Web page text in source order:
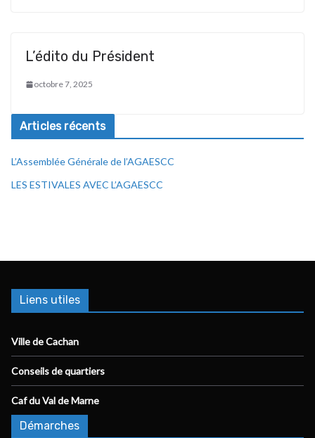
L’édito du Président
octobre 7, 2025
Articles récents
L’Assemblée Générale de l’AGAESCC
LES ESTIVALES AVEC L’AGAESCC
Liens utiles
Ville de Cachan
Conseils de quartiers
Caf du Val de Marne
Démarches